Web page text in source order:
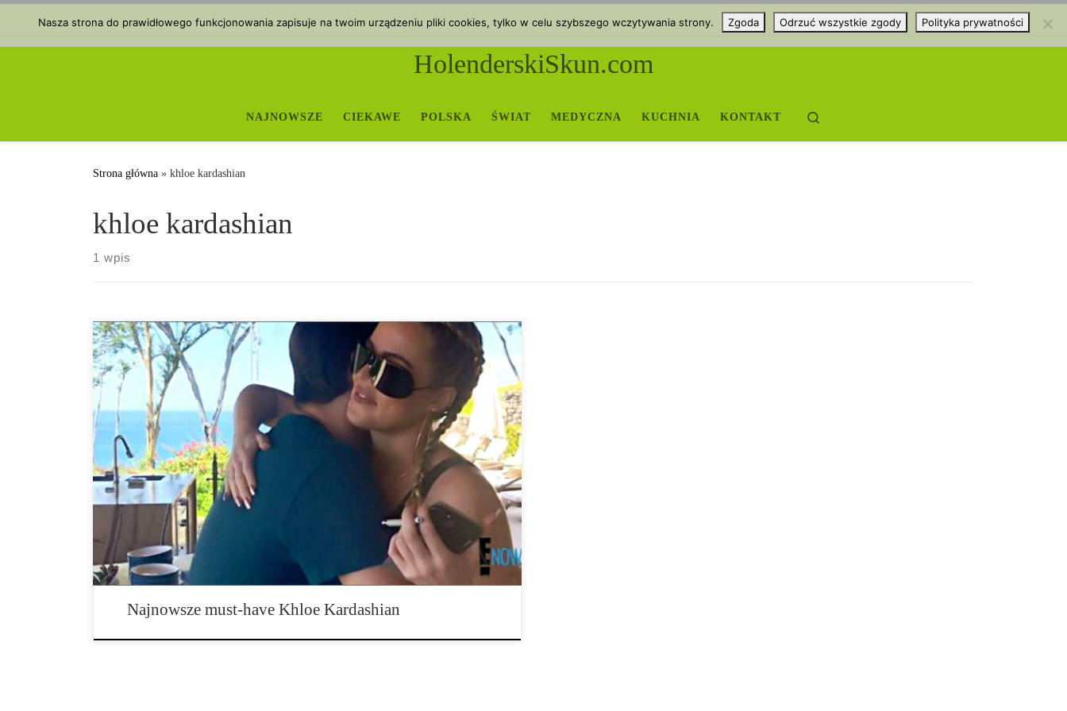
Przejdź do treści
HolenderskiSkun.com
NAJNOWSZE CIEKAWE POLSKA ŚWIAT MEDYCZNA KUCHNIA KONTAKT
Strona główna » khloe kardashian
khloe kardashian
1 wpis
Ze wszystkich sióstr Kardashian, Khloe jest prawie każdego ulubioną. Nie tylko jest
niesamowita, ale jest też śmieszne. A teraz, gdy przyłapano ją, kiedy trzyma akcesoria
do palenia marihuany, ludzie mają powód aby kochać ją jeszcze bardziej. W poprzednim
tygodniu Khloe wraz ze znajomymi udała się na rodzinne wakacje. Rozmawiając ze
swoim szwagrem Scott Disick, Koko trzyma w rękach coś, co […]
Najnowsze must-have Khloe Kardashian
Nasza strona do prawidłowego funkcjonowania zapisuje na twoim urządzeniu pliki cookies, tylko w celu szybszego wczytywania strony. Zgoda Odrzuć wszystkie zgody Polityka prywatności